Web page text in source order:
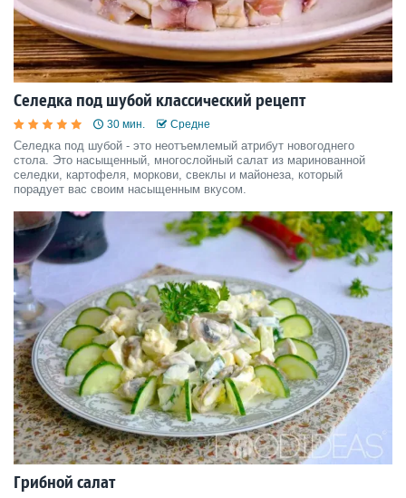
Селедка под шубой классический рецепт
30 мин. Средне
Селедка под шубой - это неотъемлемый атрибут новогоднего
стола. Это насыщенный, многослойный салат из маринованной
селедки, картофеля, моркови, свеклы и майонеза, который
порадует вас своим насыщенным вкусом.
Грибной салат